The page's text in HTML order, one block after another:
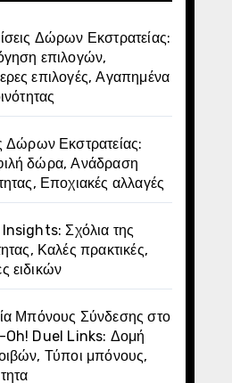
Δώρων Εκστρατείας:
επιλογών,
επιλογές, Αγαπημένα
Δώρων Εκστρατείας:
δώρα, Ανάδραση
Εποχιακές αλλαγές
Σχόλια της
Καλές πρακτικές,
ειδικών
Μπόνους Σύνδεσης στο
Oh! Duel Links: Δομή
Τύποι μπόνους,